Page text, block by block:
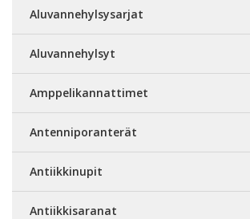
Aluvannehylsysarjat
Aluvannehylsyt
Amppelikannattimet
Antenniporanterät
Antiikkinupit
Antiikkisaranat